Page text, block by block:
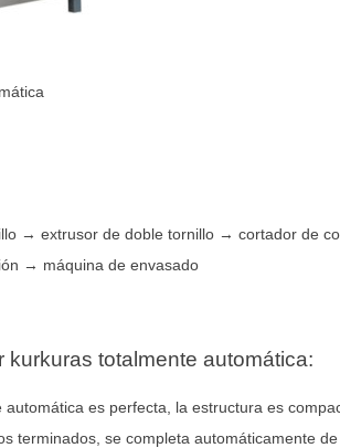
→ extrusor de doble tornillo → cortador de
→ máquina de envasado
totalmente automática:
es perfecta, la estructura es
terminados, se completa automáticamente